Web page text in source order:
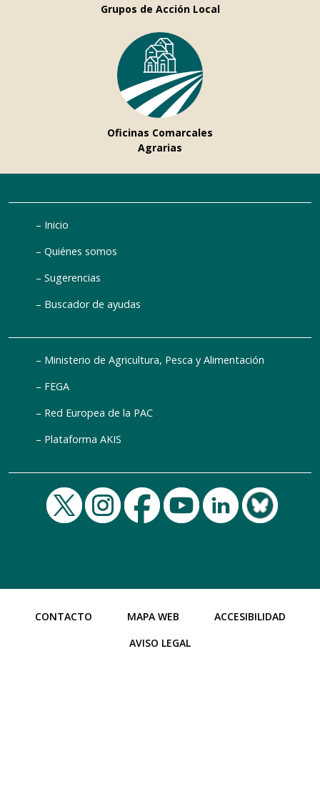
Grupos de Acción Local
Oficinas Comarcales
Agrarias
Inicio
Quiénes somos
Sugerencias
Buscador de ayudas
Ministerio de Agricultura, Pesca y Alimentación
FEGA
Red Europea de la PAC
Plataforma AKIS
CONTACTO MAPA WEB
ACCESIBILIDAD
AVISO LEGAL